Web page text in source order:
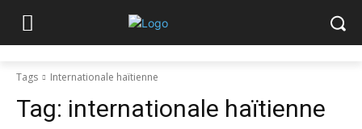
Tags Internationale haïtienne
Tag: internationale haïtienne